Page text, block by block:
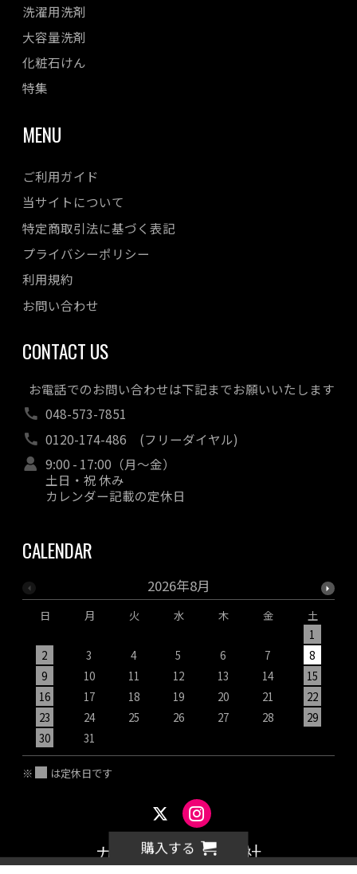
購入する
洗濯用洗剤
大容量洗剤
化粧石けん
特集
MENU
ご利用ガイド
当サイトについて
特定商取引法に基づく表記
プライバシーポリシー
利用規約
お問い合わせ
CONTACT US
お電話でのお問い合わせは下記までお願いいたします
048-573-7851
0120-174-486 (フリーダイヤル)
9:00 - 17:00（月～金）
土日・祝 休み
カレンダー記載の定休日
CALENDAR
2026年8月
日 月 火 水 木 金
土
1
2
3 4 5 6 7
8
9
10 11 12 13 14
15
16
17 18 19 20 21
22
23
24 25 26 27 28
29
30
31
※ は定休日です
カネヨ石鹸株式会社